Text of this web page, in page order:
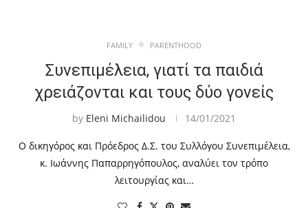
FAMILY PARENTHOOD
Συνεπιμέλεια, γιατί τα παιδιά
χρειάζονται και τους δύο γονείς
by Eleni Michailidou 14/01/2021
Ο δικηγόρος και Πρόεδρος Δ.Σ. του Συλλόγου Συνεπιμέλεια,
κ. Ιωάννης Παπαρρηγόπουλος, αναλύει τον τρόπο
λειτουργίας και…